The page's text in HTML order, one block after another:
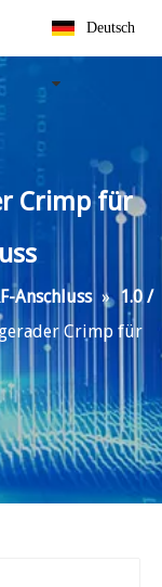
Deutsch
Crimp für
Anschluss » 1.0 /
Crimp für